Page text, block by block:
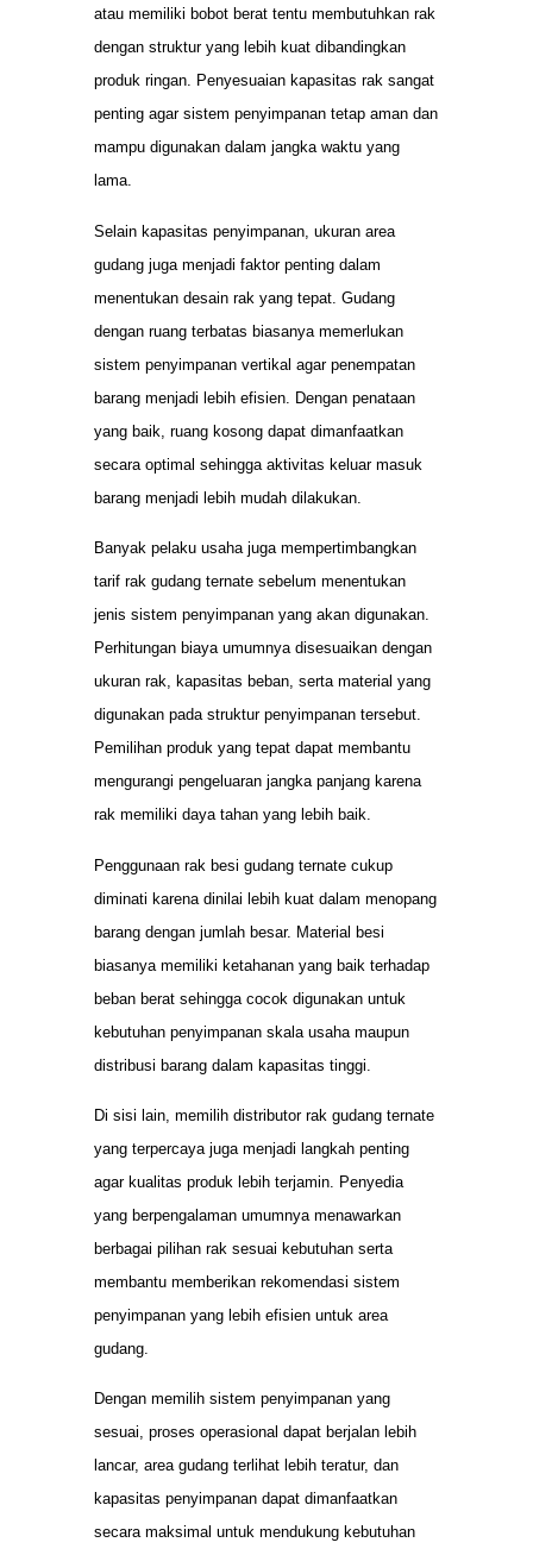
atau memiliki bobot berat tentu membutuhkan rak
dengan struktur yang lebih kuat dibandingkan
produk ringan. Penyesuaian kapasitas rak sangat
penting agar sistem penyimpanan tetap aman dan
mampu digunakan dalam jangka waktu yang
lama.
Selain kapasitas penyimpanan, ukuran area
gudang juga menjadi faktor penting dalam
menentukan desain rak yang tepat. Gudang
dengan ruang terbatas biasanya memerlukan
sistem penyimpanan vertikal agar penempatan
barang menjadi lebih efisien. Dengan penataan
yang baik, ruang kosong dapat dimanfaatkan
secara optimal sehingga aktivitas keluar masuk
barang menjadi lebih mudah dilakukan.
Banyak pelaku usaha juga mempertimbangkan
tarif rak gudang ternate sebelum menentukan
jenis sistem penyimpanan yang akan digunakan.
Perhitungan biaya umumnya disesuaikan dengan
ukuran rak, kapasitas beban, serta material yang
digunakan pada struktur penyimpanan tersebut.
Pemilihan produk yang tepat dapat membantu
mengurangi pengeluaran jangka panjang karena
rak memiliki daya tahan yang lebih baik.
Penggunaan rak besi gudang ternate cukup
diminati karena dinilai lebih kuat dalam menopang
barang dengan jumlah besar. Material besi
biasanya memiliki ketahanan yang baik terhadap
beban berat sehingga cocok digunakan untuk
kebutuhan penyimpanan skala usaha maupun
distribusi barang dalam kapasitas tinggi.
Di sisi lain, memilih distributor rak gudang ternate
yang terpercaya juga menjadi langkah penting
agar kualitas produk lebih terjamin. Penyedia
yang berpengalaman umumnya menawarkan
berbagai pilihan rak sesuai kebutuhan serta
membantu memberikan rekomendasi sistem
penyimpanan yang lebih efisien untuk area
gudang.
Dengan memilih sistem penyimpanan yang
sesuai, proses operasional dapat berjalan lebih
lancar, area gudang terlihat lebih teratur, dan
kapasitas penyimpanan dapat dimanfaatkan
secara maksimal untuk mendukung kebutuhan